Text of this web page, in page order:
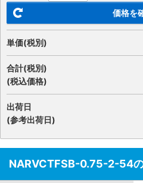
価格を
単価(税別)
合計(税別)
(税込価格)
出荷日
(参考出荷日)
NARVCTFSB-0.75-2-54